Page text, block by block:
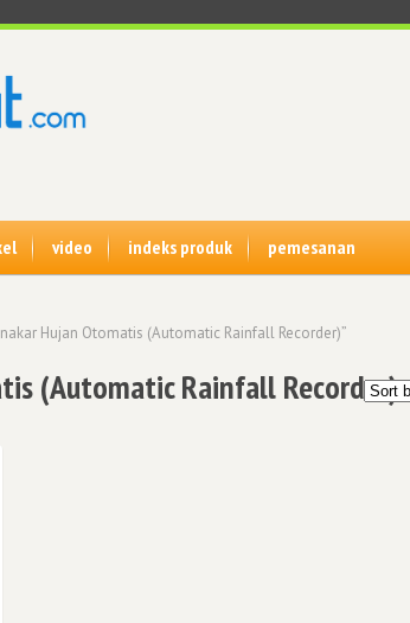
video indeks produk pemesanan
Hujan Otomatis (Automatic Rainfall Recorder)”
(Automatic Rainfall Recorder)